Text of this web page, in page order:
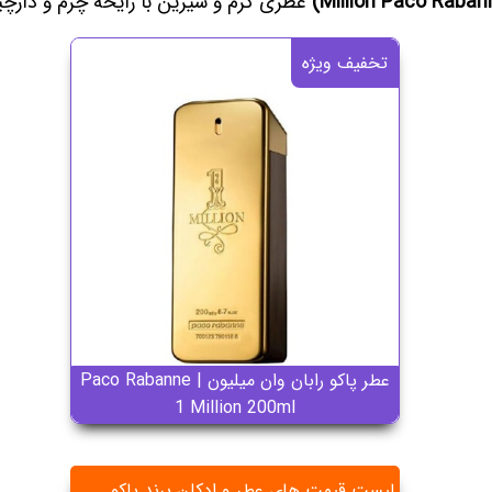
تخفیف ویژه
عطر پاکو رابان وان میلیون | Paco Rabanne
1 Million 200ml